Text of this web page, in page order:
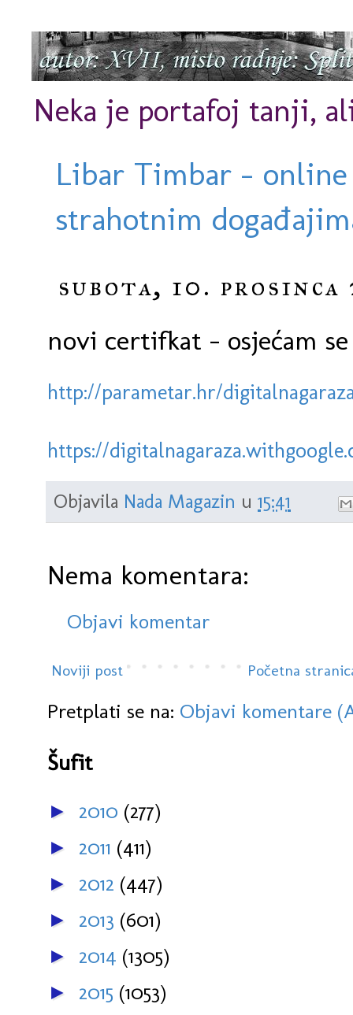
Neka je portafoj tanji,
Libar Timbar -
strahotnim
subota, 10. prosinca
novi certifkat - osjećam
http://parametar.hr/
https://
Objavila Nada Magazin u 15:41
Nema komentara:
Objavi komentar
Noviji post Početna
Pretplati se na: Objavi komentare
Šufit
► 2010 (277)
► 2011 (411)
► 2012 (447)
► 2013 (601)
► 2014 (1305)
► 2015 (1053)